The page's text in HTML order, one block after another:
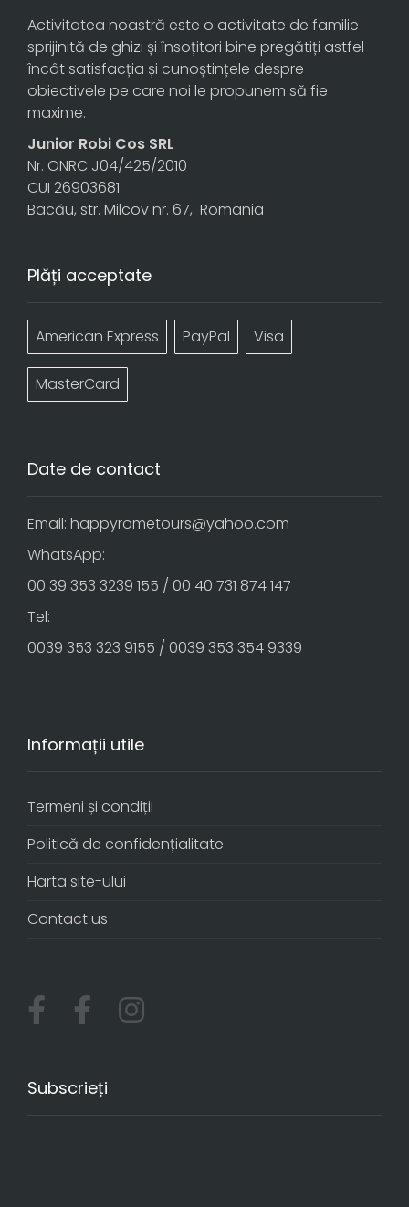
Activitatea noastră este o activitate de familie
sprijinită de ghizi și însoțitori bine pregătiți astfel
încât satisfacția și cunoștințele despre
obiectivele pe care noi le propunem să fie
maxime.
Junior Robi Cos SRL
Nr. ONRC J04/425/2010
CUI 26903681
Bacău, str. Milcov nr. 67, Romania
Plăți acceptate
American Express PayPal Visa
MasterCard
Date de contact
Email: happyrometours@yahoo.com
WhatsApp:
00 39 353 3239 155 / 00 40 731 874 147
Tel:
0039 353 323 9155 / 0039 353 354 9339
Informații utile
Termeni și condiții
Politică de confidențialitate
Harta site-ului
Contact us
Subscrieți